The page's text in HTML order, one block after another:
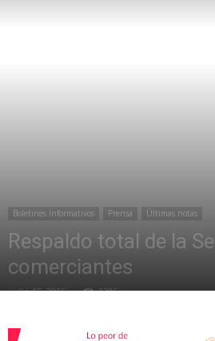
Boletines Informativos Prensa Últimas notas
Respaldo total de la
comerciantes
julio 15, 2015 1385